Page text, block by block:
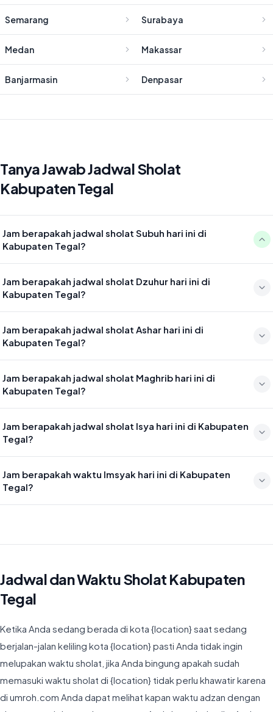
Semarang Surabaya
Medan Makassar
Banjarmasin Denpasar
Tanya Jawab Jadwal Sholat
Kabupaten Tegal
Jam berapakah jadwal sholat Subuh hari ini di
Kabupaten Tegal?
Jam berapakah jadwal sholat Dzuhur hari ini di
Kabupaten Tegal?
Jam berapakah jadwal sholat Ashar hari ini di
Kabupaten Tegal?
Jam berapakah jadwal sholat Maghrib hari ini di
Kabupaten Tegal?
Jam berapakah jadwal sholat Isya hari ini di Kabupaten
Tegal?
Jam berapakah waktu Imsyak hari ini di Kabupaten
Tegal?
Jadwal dan Waktu Sholat Kabupaten
Tegal
Ketika Anda sedang berada di kota {location} saat sedang
berjalan-jalan keliling kota {location} pasti Anda tidak ingin
melupakan waktu sholat, jika Anda bingung apakah sudah
memasuki waktu sholat di {location} tidak perlu khawatir karena
di umroh.com Anda dapat melihat kapan waktu adzan dengan